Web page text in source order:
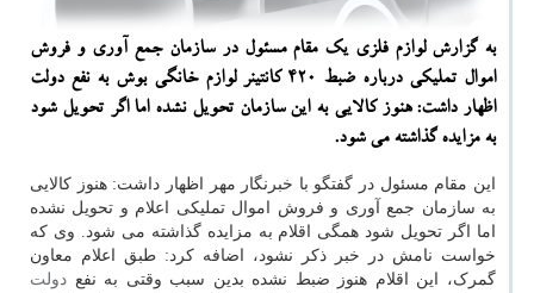
به گزارش لوازم فلزی یك مقام مسئول در سازمان جمع آوری و فروش
اموال تملیكی درباره ضبط 420 كانتینر لوازم خانگی بوش به نفع دولت
اظهار داشت: هنوز كالایی به این سازمان تحویل نشده اما اگر تحویل شود
به مزایده گذاشته می شود.
این مقام مسئول در گفتگو با خبرنگار مهر اظهار داشت: هنوز کالایی
به سازمان جمع آوری و فروش اموال تملیکی اعلام و تحویل نشده
اما اگر تحویل شود همگی اقلام به مزایده گذاشته می شود. وی که
خواست نامش در خبر ذکر نشود، اضافه کرد: طبق اعلام معاون
گمرک، این اقلام هنوز ضبط نشده بدین سبب وقتی به نفع دولت